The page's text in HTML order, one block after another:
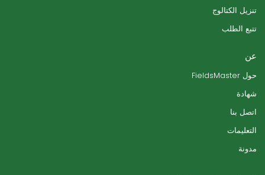
تنزيل الكتالوج
تتبع الطلب
عن
حول FieldsMaster
شهادة
اتصل بنا
التعليمات
مدونة